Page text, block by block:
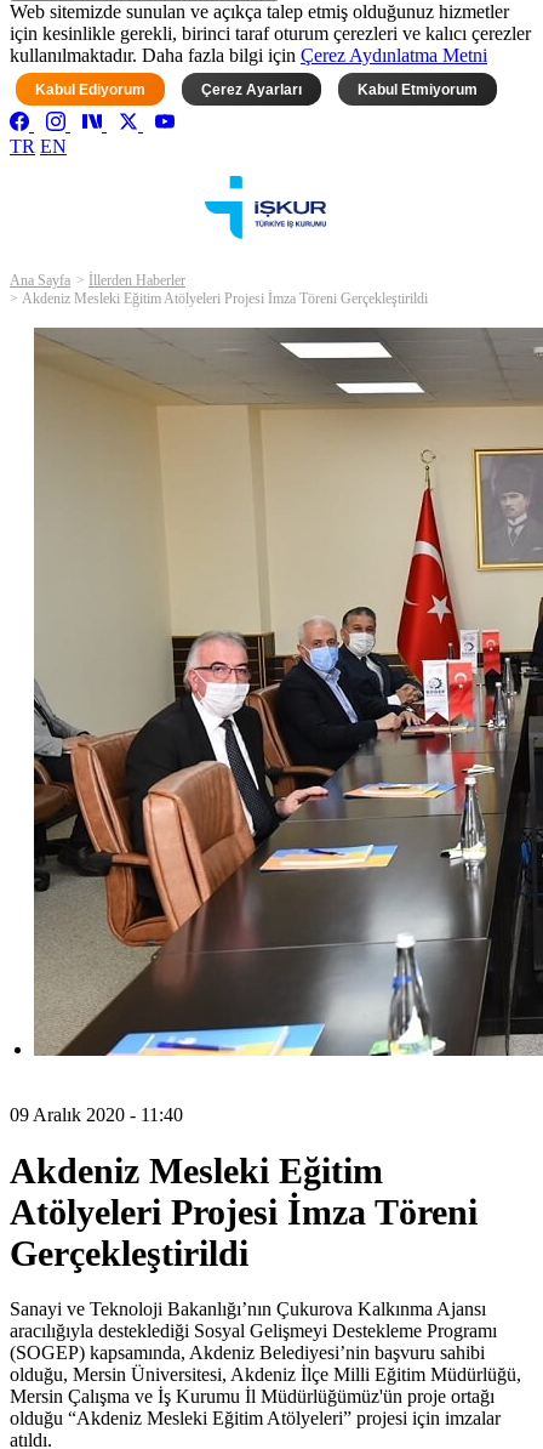
Web sitemizde sunulan ve açıkça talep etmiş olduğunuz hizmetler
için kesinlikle gerekli, birinci taraf oturum çerezleri ve kalıcı çerezler
kullanılmaktadır. Daha fazla bilgi için Çerez Aydınlatma Metni
Kabul Ediyorum Çerez Ayarları Kabul Etmiyorum
TR EN
Ana Sayfa
İllerden Haberler
Akdeniz Mesleki Eğitim Atölyeleri Projesi İmza Töreni Gerçekleştirildi
09 Aralık 2020 - 11:40
Akdeniz Mesleki Eğitim
Atölyeleri Projesi İmza Töreni
Gerçekleştirildi
Sanayi ve Teknoloji Bakanlığı’nın Çukurova Kalkınma Ajansı
aracılığıyla desteklediği Sosyal Gelişmeyi Destekleme Programı
(SOGEP) kapsamında, Akdeniz Belediyesi’nin başvuru sahibi
olduğu, Mersin Üniversitesi, Akdeniz İlçe Milli Eğitim Müdürlüğü,
Mersin Çalışma ve İş Kurumu İl Müdürlüğümüz'ün proje ortağı
olduğu “Akdeniz Mesleki Eğitim Atölyeleri” projesi için imzalar
atıldı.